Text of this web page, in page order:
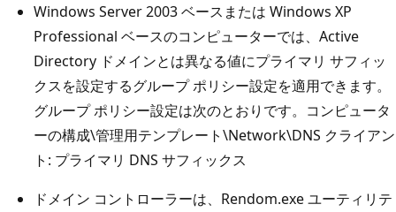
Windows Server 2003 ベースまたは Windows XP
Professional ベースのコンピューターでは、Active
Directory ドメインとは異なる値にプライマリ サフィッ
クスを設定するグループ ポリシー設定を適用できます。
グループ ポリシー設定は次のとおりです。コンピュータ
ーの構成\管理用テンプレート\Network\DNS クライアン
ト: プライマリ DNS サフィックス
ドメイン コントローラーは、Rendom.exe ユーティリテ